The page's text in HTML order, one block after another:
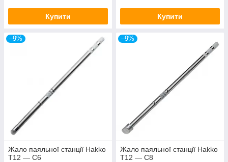
Купити Купити
–9%
Жало паяльної станції Hakko
T12 — C6
–9%
Жало паяльної станції Hakko
T12 — C8